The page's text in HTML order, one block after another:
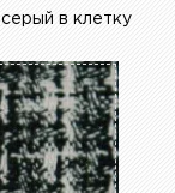
в клетку